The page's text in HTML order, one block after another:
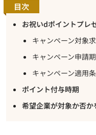
目次
お祝いdポイントプレ
キャンペーン対象
キャンペーン申請
キャンペーン適用
ポイント付与時期
希望企業が対象か否か